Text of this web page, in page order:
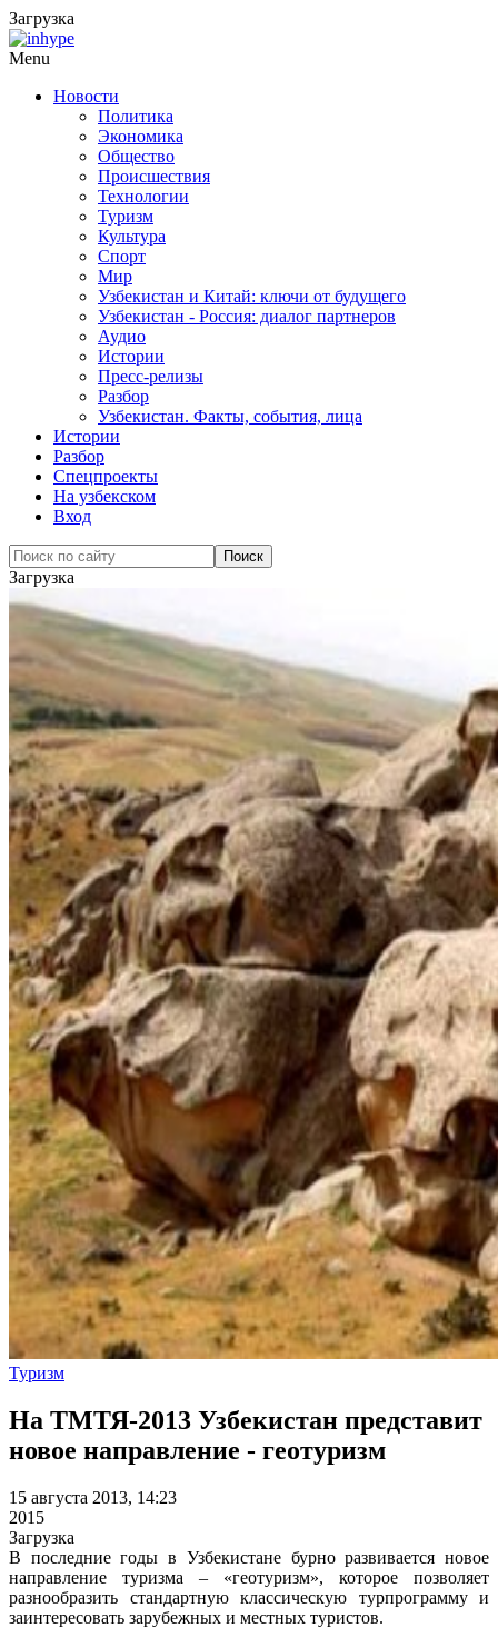
Загрузка
Menu
Новости
Политика
Экономика
Общество
Происшествия
Технологии
Туризм
Культура
Спорт
Мир
Узбекистан и Китай: ключи от будущего
Узбекистан - Россия: диалог партнеров
Аудио
Истории
Пресс-релизы
Разбор
Узбекистан. Факты, события, лица
Истории
Разбор
Спецпроекты
На узбекском
Вход
Загрузка
Туризм
На ТМТЯ-2013 Узбекистан представит
новое направление - геотуризм
15 августа 2013, 14:23
2015
Загрузка
В последние годы в Узбекистане бурно развивается новое
направление туризма – «геотуризм», которое позволяет
разнообразить стандартную классическую турпрограмму и
заинтересовать зарубежных и местных туристов.